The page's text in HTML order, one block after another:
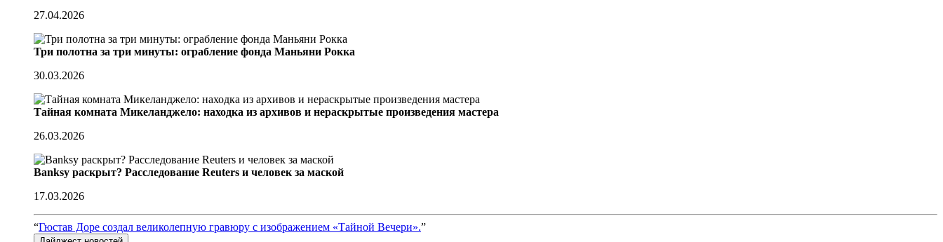
27.04.2026
Три полотна за три минуты: ограбление фонда Маньяни Рокка
30.03.2026
Тайная комната Микеланджело: находка из архивов и нераскрытые произведения мастера
26.03.2026
Banksy раскрыт? Расследование Reuters и человек за маской
17.03.2026
“Гюстав Доре создал великолепную гравюру с изображением «Тайной Вечери».”